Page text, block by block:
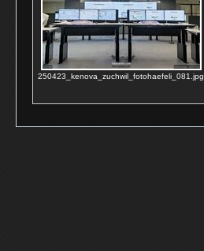
250423_kenova_zuchwil_fotohaefeli_081.jpg